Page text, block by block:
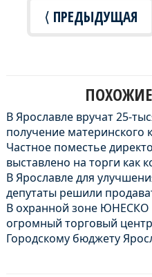
⟨ ПРЕДЫДУЩАЯ
В Ярославле вручат 25-
получение материнского
Частное поместье
выставлено на торги как
В Ярославле для
депутаты решили
В охранной зоне ЮНЕСКО
огромный торговый центр
Городскому бюджету